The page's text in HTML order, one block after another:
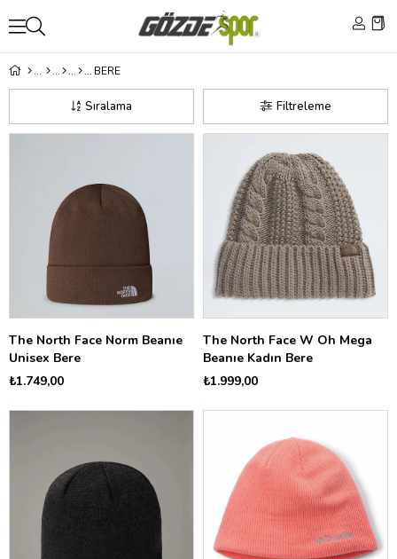
BERE
Filtreleme
Sıralama
The North Face Norm Beanıe
Unisex Bere
₺1.749,00
The North Face W Oh Mega
Beanıe Kadın Bere
₺1.999,00